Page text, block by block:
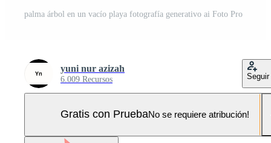
palma árbol en un vacío playa fotografía generativo ai Foto Pro
yuni nur azizah
6.009 Recursos Seguir
Gratis con PruebaNo se requiere atribución!